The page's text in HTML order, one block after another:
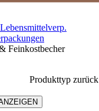
Feinkostbecher
Produkttyp zurück